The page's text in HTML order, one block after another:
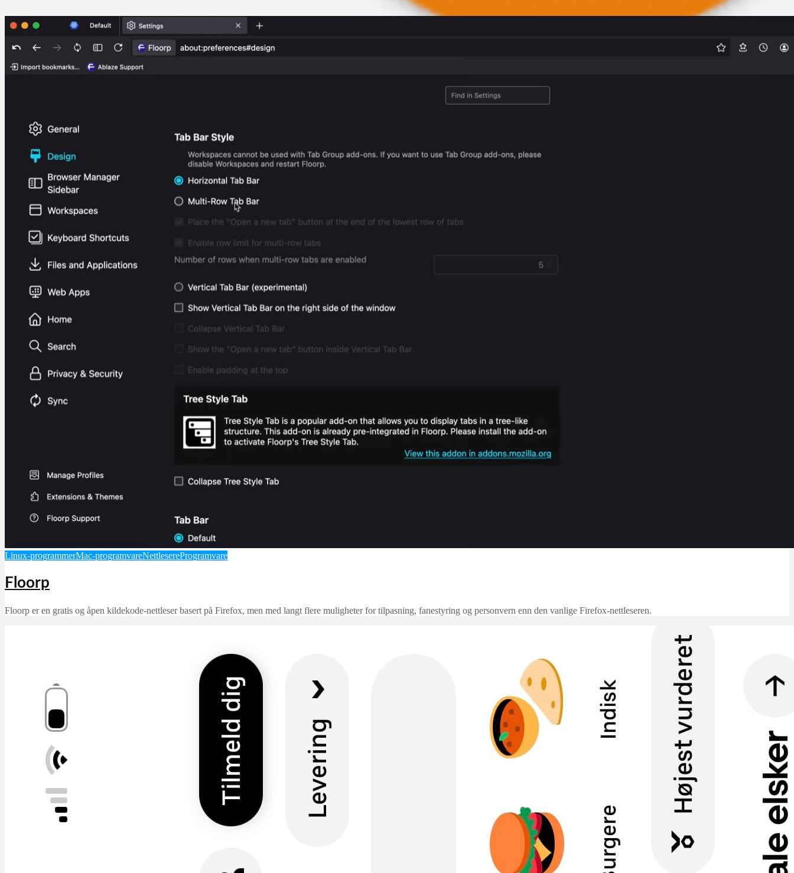
3D-programvareMultimedieprogrammer Programvare
Blender
Martin Jørgensen
Linux-programmerMac-programvareNettlesereProgramvare
Floorp
Floorp er en gratis og åpen kildekode-nettleser basert på Firefox, men med langt flere muligheter for tilpasning, fanestyring og personvern enn den vanlige Firefox-nettleseren.